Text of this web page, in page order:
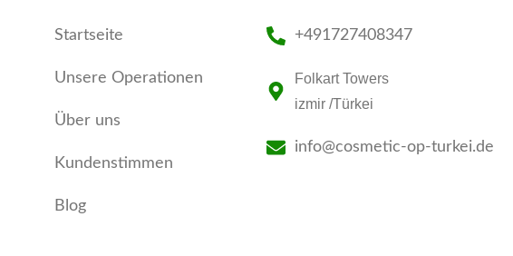
Startseite
Unsere Operationen
Über uns
Kundenstimmen
Blog
+491727408347
Folkart Towers
izmir /Türkei
info@cosmetic-op-turkei.de